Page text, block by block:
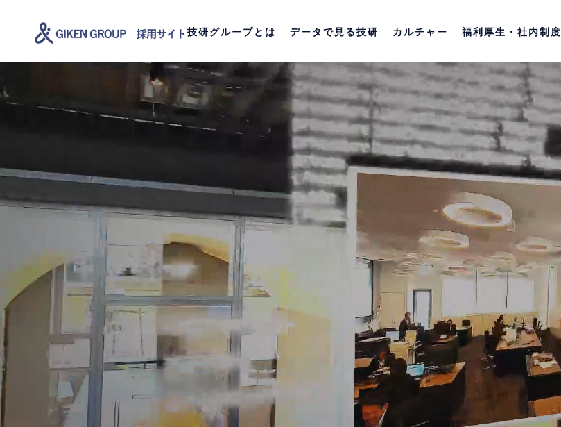
技研グループとは データで見る技研 カルチャー 福利厚生・社内制度